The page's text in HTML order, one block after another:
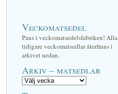
Veckomatsedel
Paus i veckomatsedelsfabriken! Alla
tidigare veckomatsedlar återfinns i
arkivet nedan.
Arkiv – matsedlar